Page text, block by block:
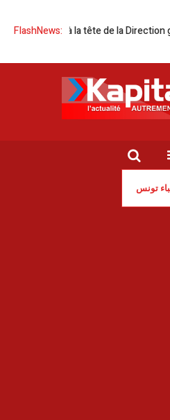
FlashNews:
Naija à la tête de la Direction
تونس